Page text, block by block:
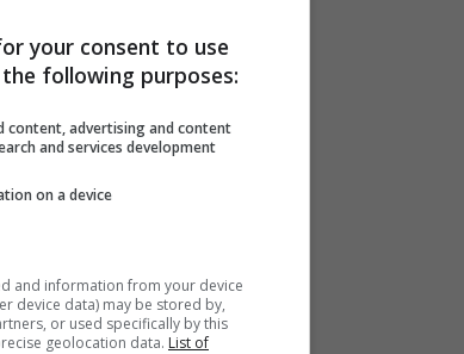
bomba
your consent to use
following purposes:
content, advertising and content
and services development
on a device
and information from your device
device data) may be stored by,
or used specifically by this
geolocation data. List of